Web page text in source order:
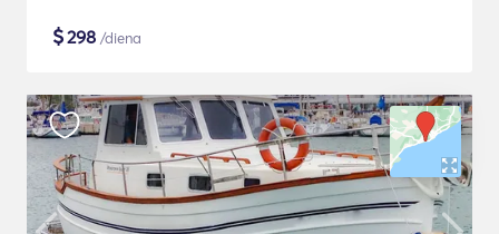
$298 /diena